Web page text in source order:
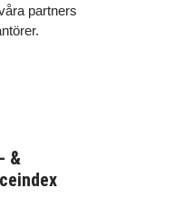
partners
&